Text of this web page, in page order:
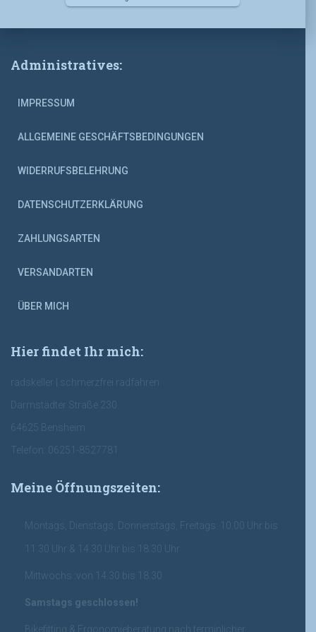
Administratives:
IMPRESSUM
ALLGEMEINE GESCHÄFTSBEDINGUNGEN
WIDERRUFSBELEHRUNG
DATENSCHUTZERKLÄRUNG
ZAHLUNGSARTEN
VERSANDARTEN
ÜBER MICH
Hier findet Ihr mich:
radskeller | schmerzfrei radfahren
Darmstädter Straße 230
64625 Bensheim
Telefon: 06251-8527781
Meine Öffnungszeiten:
Montags, Dienstags, Donnerstags, Freitags: 10.00 Uhr bis
11.30 Uhr & 14.30 Uhr bis 18.30 Uhr
Mittwochs :von 14.30 bis 18.30
Samstags geschlossen!
Bikefitting & Ergonomieberatung nach terminlicher